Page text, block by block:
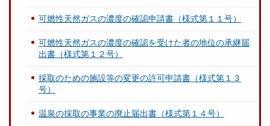
可燃性天然ガスの濃度の確認申請書（様式第１１号）
可燃性天然ガスの濃度の確認を受けた者の地位の承継届
出書（様式第１２号）
採取のための施設等の変更の許可申請書（様式第１３
号）
温泉の採取の事業の廃止届出書（様式第１４号）